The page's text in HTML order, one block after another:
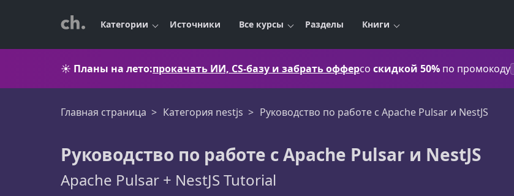
Категории Источники Все курсы Разделы Книги
☀️ Планы на лето:прокачать ИИ, CS-базу и забрать офферсо скидкой 50% по промокоду
Главная страница Категория nestjs Руководство по работе с Apache Pulsar и NestJS
Руководство по работе с Apache Pulsar и NestJS
Apache Pulsar + NestJS Tutorial